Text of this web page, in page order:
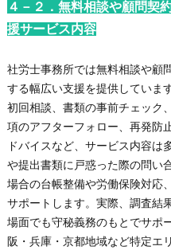
４－２．無料相談や顧問契
援サービス内容
社労士事務所では無料相談や顧
する幅広い支援を提供していま
初回相談、書類の事前チェック
項のアフターフォロー、再発防
ドバイスなど、サービス内容
や提出書類に戸惑った際の問い
場合の台帳整備や労働保険対応
サポートします。実際、調査結
場面でも守秘義務のもとでサポ
阪・兵庫・京都地域など特定エ